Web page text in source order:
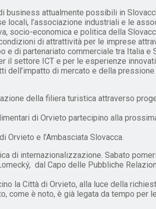
attualmente possibili in
l’associazione industriali e le
socio-economica e politica della
di attrattività per le imprese
di partenariato commerciale tra Italia e
settore ICT e per le esperienze
di mercato e della
della filiera turistica attraverso
di Orvieto partecipino alla
e l’Ambasciata Slovacca.
di internazionalizzazione. Sabato
dal Capo delle Pubbliche
la Città di Orvieto, alla luce della
come è noto, è già legata da tempo per